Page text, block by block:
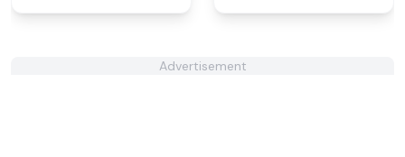
Advertisement